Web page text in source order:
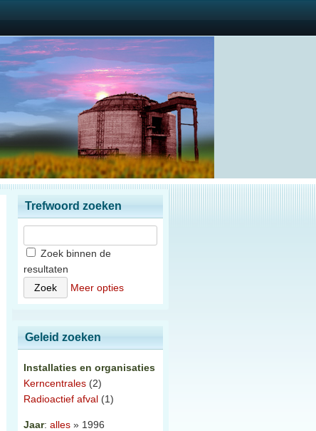
Trefwoord zoeken
Zoek binnen de
resultaten
Meer opties
Geleid zoeken
Installaties en organisaties
Kerncentrales (2)
Radioactief afval (1)
Jaar: alles » 1996